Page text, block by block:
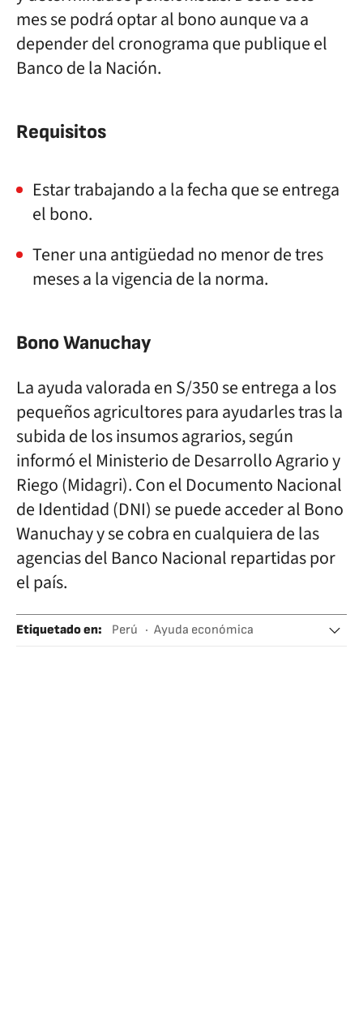
mes se podrá optar al bono aunque va a
depender del cronograma que publique el
Banco de la Nación.
Requisitos
Estar trabajando a la fecha que se entrega
el bono.
Tener una antigüedad no menor de tres
meses a la vigencia de la norma.
Bono Wanuchay
La ayuda valorada en S/350 se entrega a los
pequeños agricultores para ayudarles tras la
subida de los insumos agrarios, según
informó el Ministerio de Desarrollo Agrario y
Riego (Midagri). Con el Documento Nacional
de Identidad (DNI) se puede acceder al Bono
Wanuchay y se cobra en cualquiera de las
agencias del Banco Nacional repartidas por
el país.
Etiquetado en: Perú
Ayuda económica